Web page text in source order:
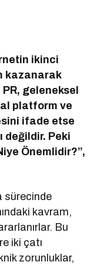
ikinci
kazanarak
geleneksel
platform ve
ifade etse
değildir. Peki
Önemlidir?”,
sürecinde
kavram,
Bu
iki çatı
zorunluklar,